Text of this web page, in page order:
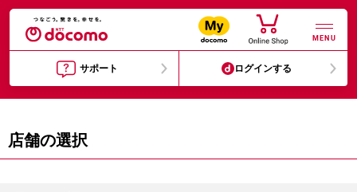
MENU
サポート ログインする
店舗の選択